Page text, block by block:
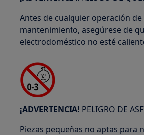
Antes de cualquier operación
mantenimiento, asegúrese de
electrodoméstico no esté
¡ADVERTENCIA! PELIGRO DE
Piezas pequeñas no aptas para